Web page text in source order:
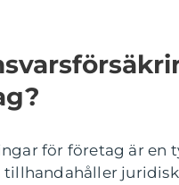
för företag är en
tillhandahåller